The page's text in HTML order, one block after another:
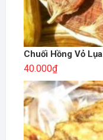
Chuối Hồng Vỏ Lụa
40.000₫